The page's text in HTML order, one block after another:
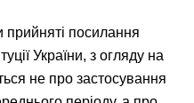
прийняті посилання
України, з огляду на
не про застосування